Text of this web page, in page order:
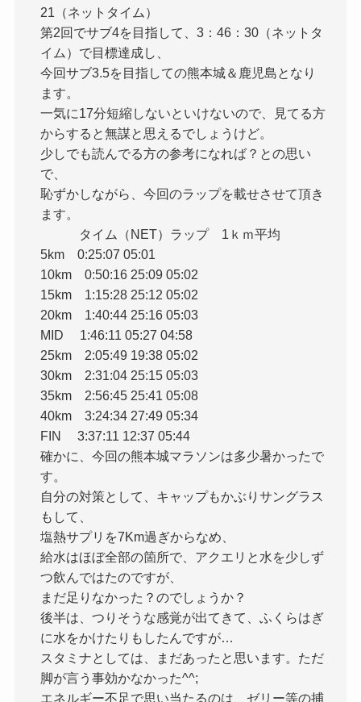
21（ネットタイム）
第2回でサブ4を目指して、3：46：30（ネットタ
イム）で目標達成し、
今回サブ3.5を目指しての熊本城＆鹿児島となり
ます。
一気に17分短縮しないといけないので、見てる方
からすると無謀と思えるでしょうけど。
少しでも読んでる方の参考になれば？との思い
で、
恥ずかしながら、今回のラップを載せさせて頂き
ます。
タイム（NET）ラップ 1ｋｍ平均
5km 0:25:07 05:01
10km 0:50:16 25:09 05:02
15km 1:15:28 25:12 05:02
20km 1:40:44 25:16 05:03
MID 1:46:11 05:27 04:58
25km 2:05:49 19:38 05:02
30km 2:31:04 25:15 05:03
35km 2:56:45 25:41 05:08
40km 3:24:34 27:49 05:34
FIN 3:37:11 12:37 05:44
確かに、今回の熊本城マラソンは多少暑かったで
す。
自分の対策として、キャップもかぶりサングラス
もして、
塩熱サプリを7Km過ぎからなめ、
給水はほぼ全部の箇所で、アクエリと水を少しず
つ飲んではたのですが、
まだ足りなかった？のでしょうか？
後半は、つりそうな感覚が出てきて、ふくらはぎ
に水をかけたりもしたんですが…
スタミナとしては、まだあったと思います。ただ
脚が言う事効かなかった^^;
エネルギー不足で思い当たるのは、ゼリー等の捕